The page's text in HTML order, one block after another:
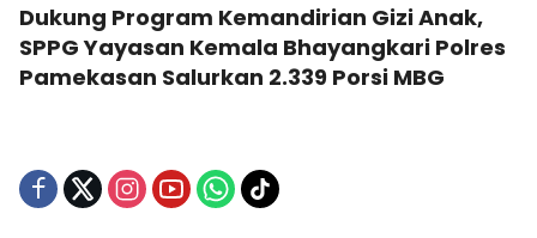
Dukung Program Kemandirian Gizi Anak,
SPPG Yayasan Kemala Bhayangkari Polres
Pamekasan Salurkan 2.339 Porsi MBG